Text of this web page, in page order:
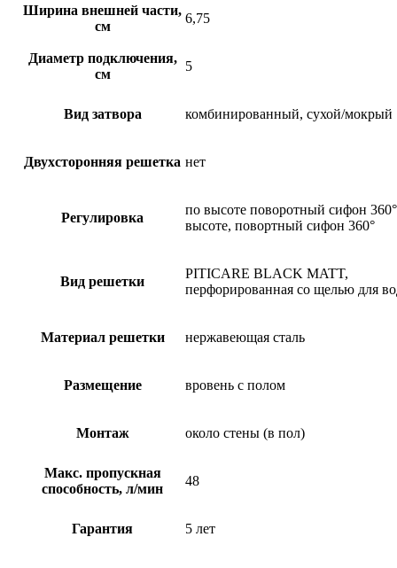
Ширина внешней части,
см
6,75
Диаметр подключения,
см
5
Вид затвора комбинированный, сухой/мокрый
Двухсторонняя решетка нет
Регулировка
по высоте поворотный сифон
высоте, повортный сифон 360°
Вид решетки
PITICARE BLACK MATT,
перфорированная со щелью для
Материал решетки нержавеющая сталь
Размещение вровень с полом
Монтаж около стены (в пол)
Макс. пропускная
способность, л/мин
48
Гарантия 5 лет